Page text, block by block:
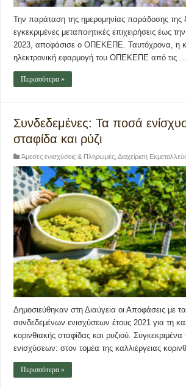
Την παράταση της ημερομηνίας παράδοσης της
εγκεκριμένες μεταποιητικές επιχειρήσεις έως
2023, αποφάσισε ο ΟΠΕΚΕΠΕ. Ταυτόχρονα, η
ηλεκτρονική εφαρμογή του ΟΠΕΚΕΠΕ από τις …
Περισσότερα »
Συνδεδεμένες: Τα ποσά
σταφίδα και ρύζι
Άμεσες ενισχύσεις & Πληρωμές ,Διαχείριση
Δημοσιεύθηκαν στη Διαύγεια οι Αποφάσεις με
συνδεδεμένων ενισχύσεων έτους 2021 για τη
κορινθιακής σταφίδας και ρυζιού.
ενισχύσεων: στον τομέα της καλλιέργειας
Περισσότερα »